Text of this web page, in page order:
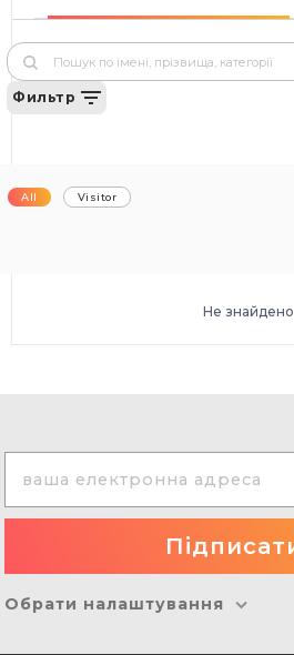
Фильтр
All Visitor
Не знайдено
Обрати налаштування